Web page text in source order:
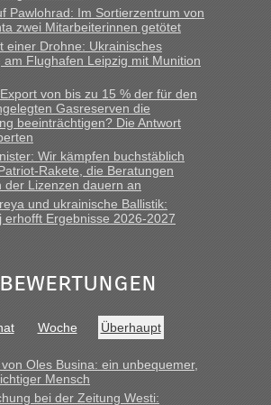
• Re: An welchem
Polen und der Ukraine geht es am
Wohnmobil, wie geplant am Montag
Sehr zeitig los gegen 5 Uhr in der
Verkehr, super bis zur Grenze. Nur
Reisetipps • Re: An welchem
Polen und der Ukraine geht es am
warten vor der Grenze Richtung Polen
und Reisetipps • Re: An welchem
um 8 Uhr in Urgyniw ausgereist,
Montagmorgen ca. 15 Fahrzeuge
Erste oder Zweite, egal, nach ca 20
die nächste Welle...“
Pawlohrad: Im Sortierzentrum von
zwei Mitarbeiterinnen getötet
einer Drohne: Ukrainisches
am Flughafen Leipzig mit Munition
von bis zu 15 % der für den
Gasreserven die
beeinträchtigen? Die Antwort
Wir kämpfen buchstäblich
Rakete, die Beratungen
der Lizenzen dauern an
und ukrainische Ballistik:
erhofft Ergebnisse 2026-2027
Woche Überhaupt
Oles Busina: ein unbequemer,
Mensch
bei der Zeitung Westi: